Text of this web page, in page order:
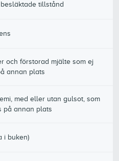
tillstånd
och förstorad mjälte som ej
annan plats
med eller utan gulsot, som
på annan plats
i buken)